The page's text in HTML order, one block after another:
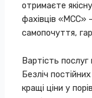
отримаєте
фахівців «МСС»
самопочуття,
Вартість послуг
Безліч
кращі ціни у